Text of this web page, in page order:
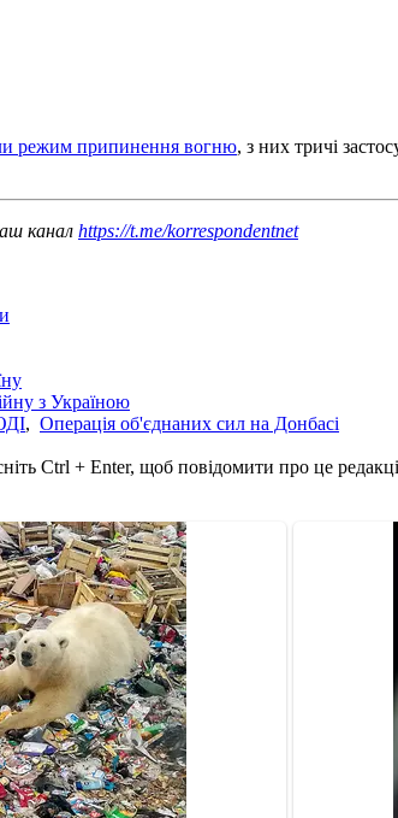
режим припинення вогню, з них тричі
канал https://t.me/korrespondentnet
з Україною
, Операція об'єднаних сил на Донбасі
Ctrl + Enter, щоб повідомити про це